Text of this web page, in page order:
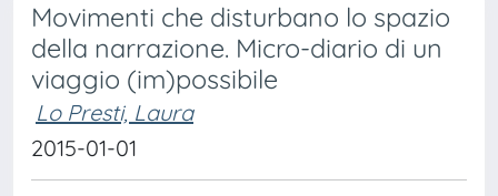
Movimenti che disturbano lo spazio
della narrazione. Micro-diario di un
viaggio (im)possibile
Lo Presti, Laura
2015-01-01